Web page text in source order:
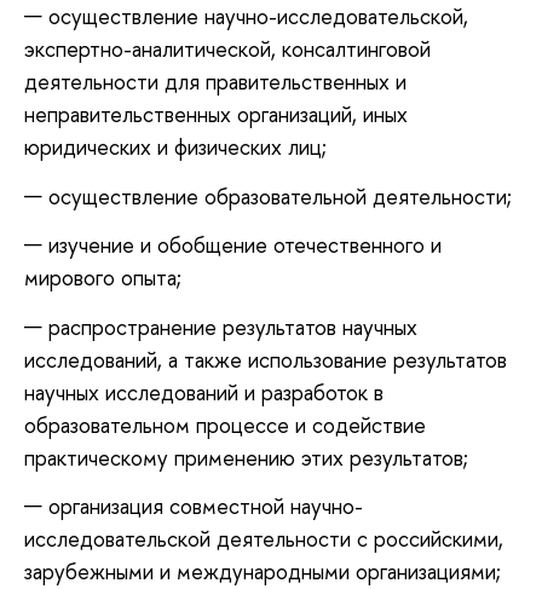
осуществление научно-исследовательской,
экспертно-аналитической, консалтинговой
деятельности для правительственных и
неправительственных организаций, иных
юридических и физических лиц;
осуществление образовательной деятельности;
изучение и обобщение отечественного и
мирового опыта;
распространение результатов научных
исследований, а также использование результатов
научных исследований и разработок в
образовательном процессе и содействие
практическому применению этих результатов;
организация совместной научно-
исследовательской деятельности с российскими,
зарубежными и международными организациями;